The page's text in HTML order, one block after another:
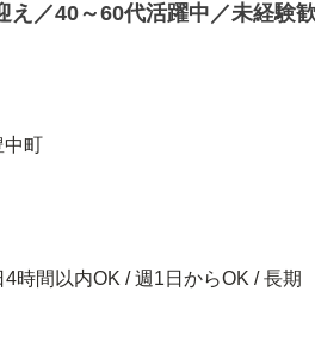
え／40～60代活躍中／未経験
中町
4時間以内OK / 週1日からOK / 長期